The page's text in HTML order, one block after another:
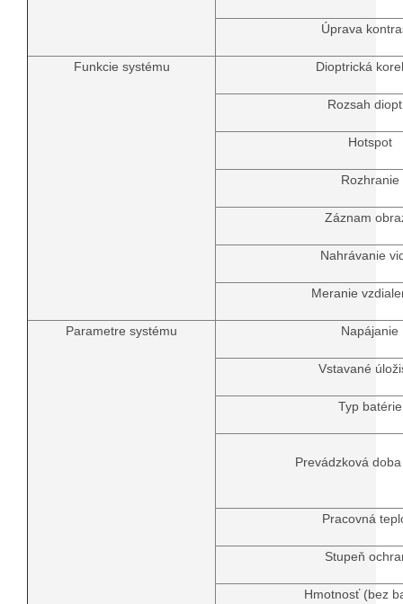
Úprava
Funkcie systému Dioptrická
Rozsah
Hotspot
Rozhranie
Záznam
Nahrávanie
Meranie
Parametre systému Napájanie
Vstavané
Typ batérie
Prevádzková
Pracovná
Stupeň
Hmotnosť (bez